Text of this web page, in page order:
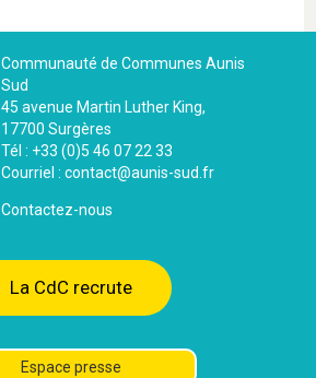
Communauté de Communes Aunis
Sud
45 avenue Martin Luther King,
17700 Surgères
Tél : +33 (0)5 46 07 22 33
Courriel : contact@aunis-sud.fr
Contactez-nous
La CdC recrute
Espace presse